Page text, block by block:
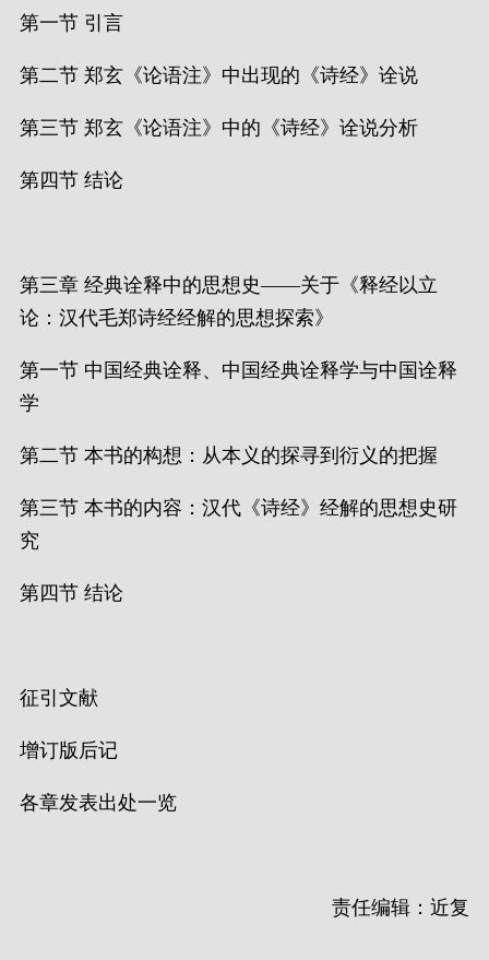
第一节 引言
第二节 郑玄《论语注》中出现的《诗经》诠说
第三节 郑玄《论语注》中的《诗经》诠说分析
第四节 结论
第三章 经典诠释中的思想史——关于《释经以立
论：汉代毛郑诗经经解的思想探索》
第一节 中国经典诠释、中国经典诠释学与中国诠释
学
第二节 本书的构想：从本义的探寻到衍义的把握
第三节 本书的内容：汉代《诗经》经解的思想史研
究
第四节 结论
征引文献
增订版后记
各章发表出处一览
责任编辑：近复